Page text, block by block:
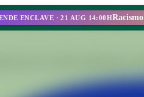
ENCLAVE · 21 AUG 14:00H
Ltda. Een 100% zelfbeheerde